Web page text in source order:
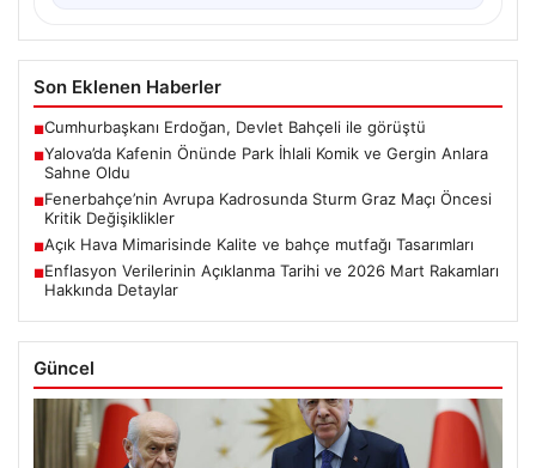
Son Eklenen Haberler
■Cumhurbaşkanı Erdoğan, Devlet Bahçeli ile görüştü
■Yalova’da Kafenin Önünde Park İhlali Komik ve Gergin Anlara
Sahne Oldu
■Fenerbahçe’nin Avrupa Kadrosunda Sturm Graz Maçı Öncesi
Kritik Değişiklikler
■Açık Hava Mimarisinde Kalite ve bahçe mutfağı Tasarımları
■Enflasyon Verilerinin Açıklanma Tarihi ve 2026 Mart Rakamları
Hakkında Detaylar
Güncel